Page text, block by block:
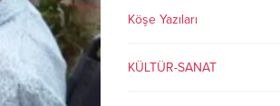
Köşe Yazıları
KÜLTÜR-SANAT